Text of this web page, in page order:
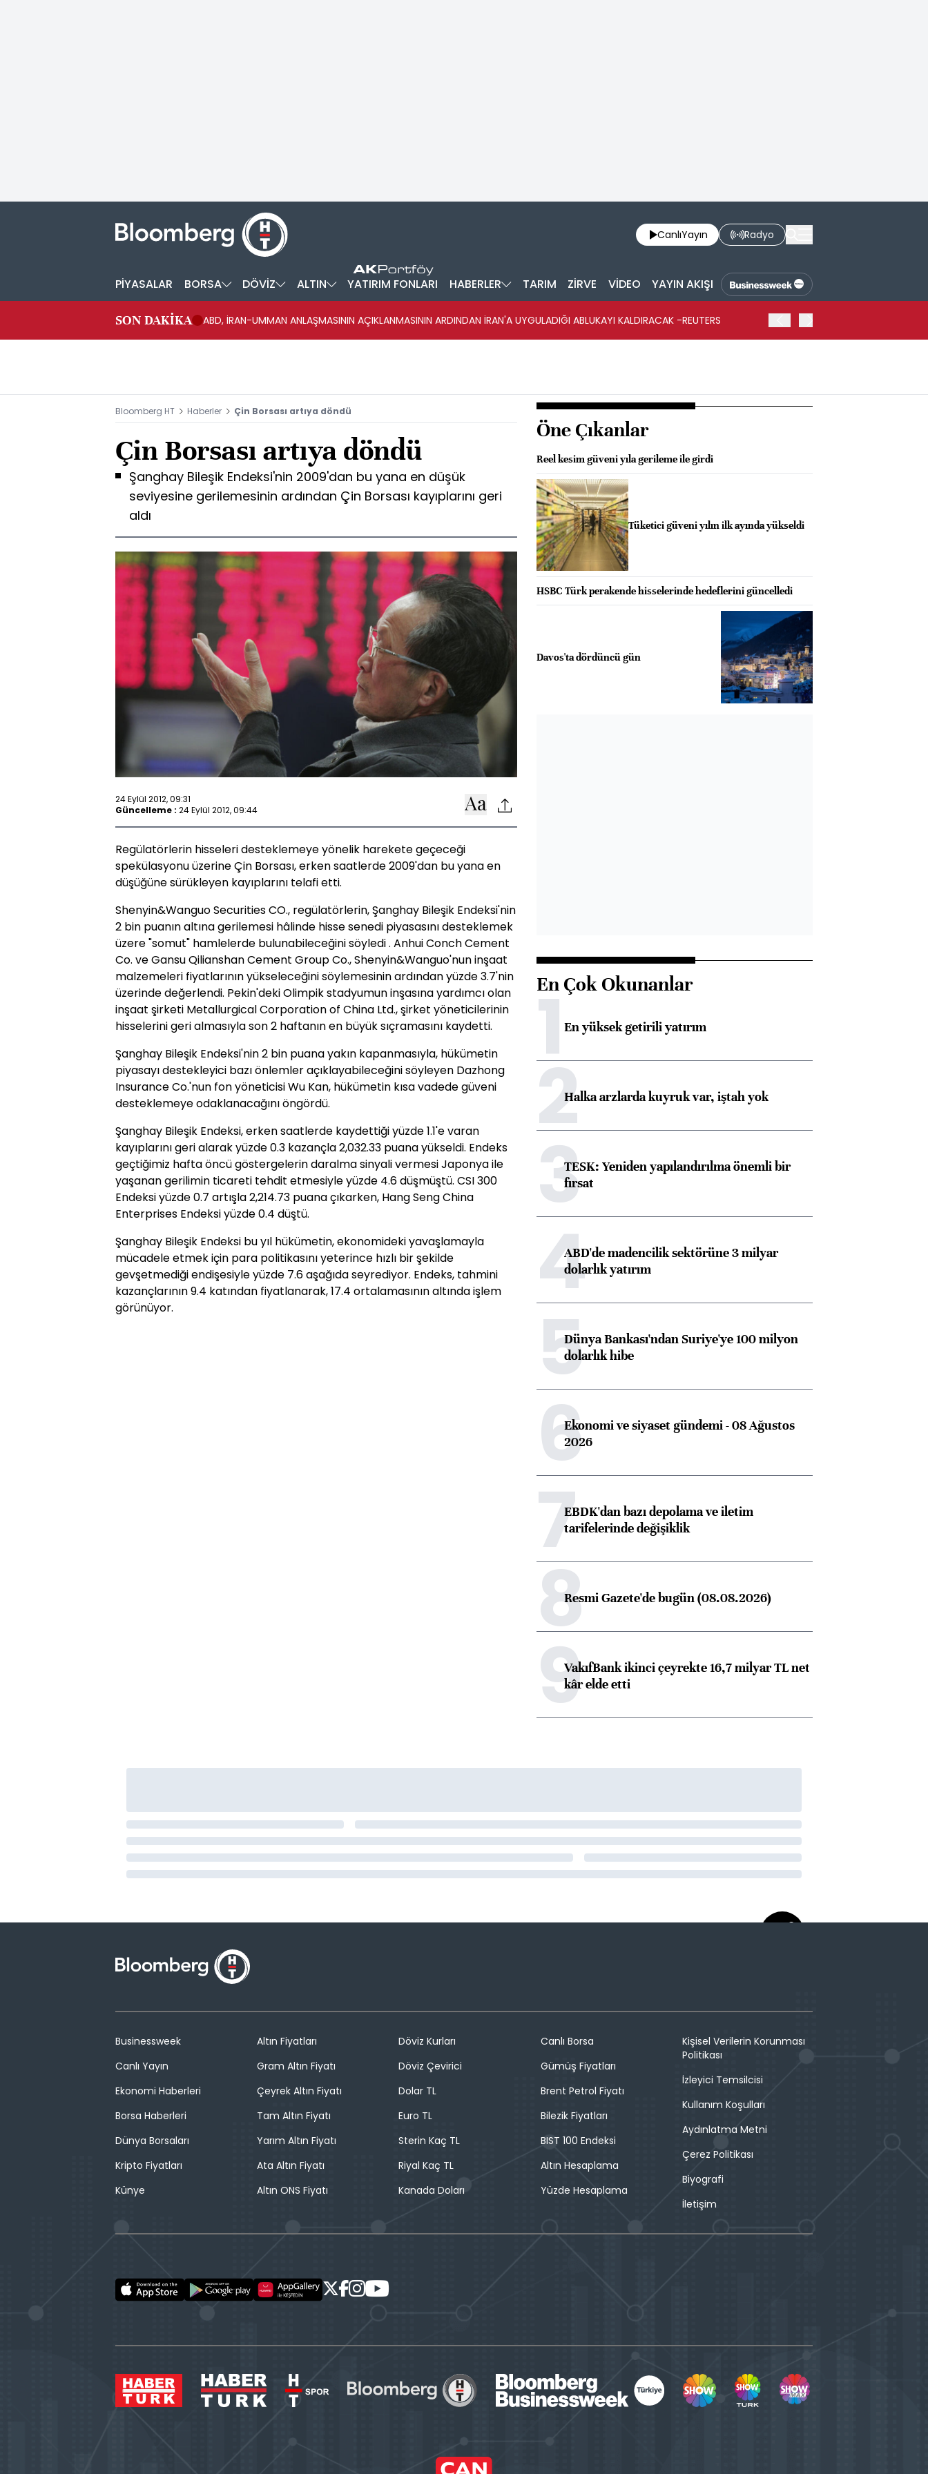
CanlıYayın Radyo
PİYASALAR BORSA DÖVİZ ALTIN YATIRIM FONLARI HABERLER TARIM ZİRVE VİDEO YAYIN AKIŞI
SON DAKİKA ABD, İRAN-UMMAN ANLAŞMASININ AÇIKLANMASININ ARDINDAN İRAN'A UYGULADIĞI ABLUKAYI KALDIRACAK -REUTERS
Bloomberg HT Haberler Çin Borsası artıya döndü
Çin Borsası artıya döndü
Şanghay Bileşik Endeksi'nin 2009'dan bu yana en düşük
seviyesine gerilemesinin ardından Çin Borsası kayıplarını geri
aldı
24 Eylül 2012, 09:31
Güncelleme : 24 Eylül 2012, 09:44
Regülatörlerin hisseleri desteklemeye yönelik harekete geçeceği
spekülasyonu üzerine Çin Borsası, erken saatlerde 2009'dan bu yana en
düşüğüne sürükleyen kayıplarını telafi etti.
Shenyin&Wanguo Securities CO., regülatörlerin, Şanghay Bileşik Endeksi'nin
2 bin puanın altına gerilemesi hâlinde hisse senedi piyasasını desteklemek
üzere "somut" hamlelerde bulunabileceğini söyledi . Anhui Conch Cement
Co. ve Gansu Qilianshan Cement Group Co., Shenyin&Wanguo'nun inşaat
malzemeleri fiyatlarının yükseleceğini söylemesinin ardından yüzde 3.7'nin
üzerinde değerlendi. Pekin'deki Olimpik stadyumun inşasına yardımcı olan
inşaat şirketi Metallurgical Corporation of China Ltd., şirket yöneticilerinin
hisselerini geri almasıyla son 2 haftanın en büyük sıçramasını kaydetti.
Şanghay Bileşik Endeksi'nin 2 bin puana yakın kapanmasıyla, hükümetin
piyasayı destekleyici bazı önlemler açıklayabileceğini söyleyen Dazhong
Insurance Co.'nun fon yöneticisi Wu Kan, hükümetin kısa vadede güveni
desteklemeye odaklanacağını öngördü.
Şanghay Bileşik Endeksi, erken saatlerde kaydettiği yüzde 1.1'e varan
kayıplarını geri alarak yüzde 0.3 kazançla 2,032.33 puana yükseldi. Endeks
geçtiğimiz hafta öncü göstergelerin daralma sinyali vermesi Japonya ile
yaşanan gerilimin ticareti tehdit etmesiyle yüzde 4.6 düşmüştü. CSI 300
Endeksi yüzde 0.7 artışla 2,214.73 puana çıkarken, Hang Seng China
Enterprises Endeksi yüzde 0.4 düştü.
Şanghay Bileşik Endeksi bu yıl hükümetin, ekonomideki yavaşlamayla
mücadele etmek için para politikasını yeterince hızlı bir şekilde
gevşetmediği endişesiyle yüzde 7.6 aşağıda seyrediyor. Endeks, tahmini
kazançlarının 9.4 katından fiyatlanarak, 17.4 ortalamasının altında işlem
görünüyor.
Öne Çıkanlar
Reel kesim güveni yıla gerileme ile girdi
Tüketici güveni yılın ilk ayında yükseldi
HSBC Türk perakende hisselerinde hedeflerini güncelledi
Davos'ta dördüncü gün
En Çok Okunanlar
1En yüksek getirili yatırım
2Halka arzlarda kuyruk var, iştah yok
3TESK: Yeniden yapılandırılma önemli bir
fırsat
4ABD'de madencilik sektörüne 3 milyar
dolarlık yatırım
5Dünya Bankası'ndan Suriye'ye 100 milyon
dolarlık hibe
6Ekonomi ve siyaset gündemi - 08 Ağustos
2026
7EBDK'dan bazı depolama ve iletim
tarifelerinde değişiklik
8Resmi Gazete'de bugün (08.08.2026)
9VakıfBank ikinci çeyrekte 16,7 milyar TL net
kâr elde etti
Businessweek
Canlı Yayın
Ekonomi Haberleri
Borsa Haberleri
Dünya Borsaları
Kripto Fiyatları
Künye
Altın Fiyatları
Gram Altın Fiyatı
Çeyrek Altın Fiyatı
Tam Altın Fiyatı
Yarım Altın Fiyatı
Ata Altın Fiyatı
Altın ONS Fiyatı
Döviz Kurları
Döviz Çevirici
Dolar TL
Euro TL
Sterin Kaç TL
Riyal Kaç TL
Kanada Doları
Canlı Borsa
Gümüş Fiyatları
Brent Petrol Fiyatı
Bilezik Fiyatları
BIST 100 Endeksi
Altın Hesaplama
Yüzde Hesaplama
Kişisel Verilerin Korunması
Politikası
İzleyici Temsilcisi
Kullanım Koşulları
Aydınlatma Metni
Çerez Politikası
Biyografi
İletişim